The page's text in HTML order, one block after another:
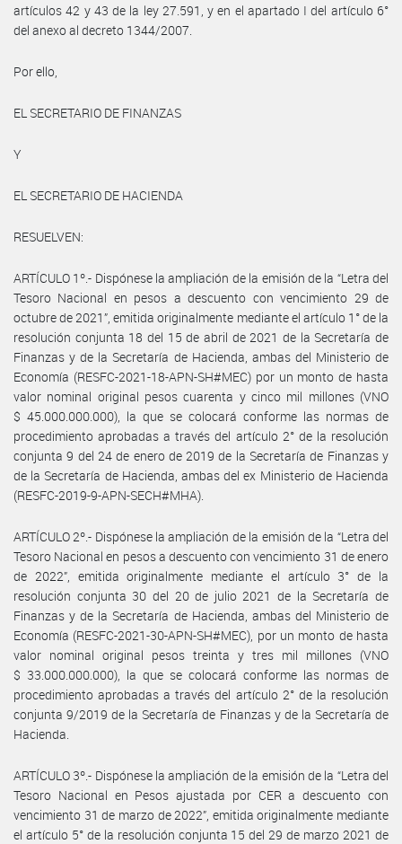
artículos 42 y 43 de la ley 27.591, y en el apartado I del artículo 6°
del anexo al decreto 1344/2007.
Por ello,
EL SECRETARIO DE FINANZAS
Y
EL SECRETARIO DE HACIENDA
RESUELVEN:
ARTÍCULO 1º.- Dispónese la ampliación de la emisión de la “Letra del
Tesoro Nacional en pesos a descuento con vencimiento 29 de
octubre de 2021”, emitida originalmente mediante el artículo 1° de la
resolución conjunta 18 del 15 de abril de 2021 de la Secretaría de
Finanzas y de la Secretaría de Hacienda, ambas del Ministerio de
Economía (RESFC-2021-18-APN-SH#MEC) por un monto de hasta
valor nominal original pesos cuarenta y cinco mil millones (VNO
$ 45.000.000.000), la que se colocará conforme las normas de
procedimiento aprobadas a través del artículo 2° de la resolución
conjunta 9 del 24 de enero de 2019 de la Secretaría de Finanzas y
de la Secretaría de Hacienda, ambas del ex Ministerio de Hacienda
(RESFC-2019-9-APN-SECH#MHA).
ARTÍCULO 2º.- Dispónese la ampliación de la emisión de la “Letra del
Tesoro Nacional en pesos a descuento con vencimiento 31 de enero
de 2022”, emitida originalmente mediante el artículo 3° de la
resolución conjunta 30 del 20 de julio 2021 de la Secretaría de
Finanzas y de la Secretaría de Hacienda, ambas del Ministerio de
Economía (RESFC-2021-30-APN-SH#MEC), por un monto de hasta
valor nominal original pesos treinta y tres mil millones (VNO
$ 33.000.000.000), la que se colocará conforme las normas de
procedimiento aprobadas a través del artículo 2° de la resolución
conjunta 9/2019 de la Secretaría de Finanzas y de la Secretaría de
Hacienda.
ARTÍCULO 3º.- Dispónese la ampliación de la emisión de la “Letra del
Tesoro Nacional en Pesos ajustada por CER a descuento con
vencimiento 31 de marzo de 2022”, emitida originalmente mediante
el artículo 5° de la resolución conjunta 15 del 29 de marzo 2021 de